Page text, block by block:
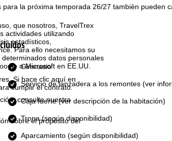
que nosotros, TravelTrex
actividades utilizando
estadísticos,
Para ello necesitamos su
datos personales
o Microsoft en EE.UU.
Si hace clic aquí en
cumplir el contrato.
consulte nuestra
sobre el propósito del
para la próxima temporada 26/27 también pueden
Gimnasio
Servicio de lanzadera a los remontes (ver
Caja fuerte (ver descripción de la habitación)
Trona (según disponibilidad)
Aparcamiento (según disponibilidad)